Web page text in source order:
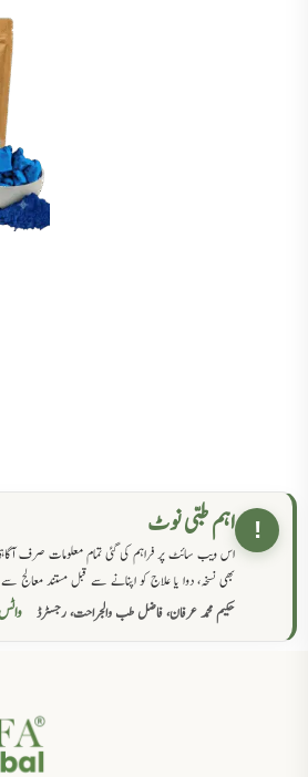
! اہم طبی نوٹ
اس ویب سائٹ پر فراہم کی گئی تمام معلومات صرف
بھی نسخہ، دوا یا علاج کو اپنانے سے قبل مستند معالج
حکیم محمد عرفان، فاضل طب والجراحت، رجسٹرڈ